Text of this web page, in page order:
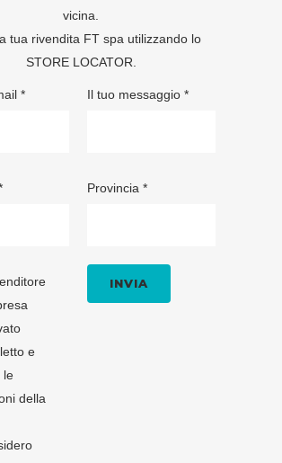
vicina.
tua rivendita FT spa utilizzando lo
STORE LOCATOR
*
e
le
della
Il tuo messaggio *
Provincia *